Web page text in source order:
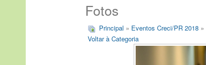
Fotos
Principal » Eventos Creci/PR 2018 »
Voltar à Categoria